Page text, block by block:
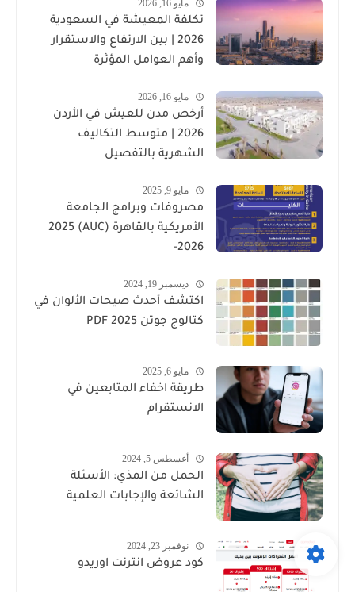
مايو 16, 2026
تكلفة المعيشة في السعودية
2026 | بين الارتفاع والاستقرار
وأهم العوامل المؤثرة
مايو 16, 2026
أرخص مدن للعيش في الأردن
2026 | متوسط التكاليف
الشهرية بالتفصيل
مايو 9, 2025
مصروفات وبرامج الجامعة
الأمريكية بالقاهرة (AUC) 2025
-2026
ديسمبر 19, 2024
اكتشف أحدث صيحات الألوان في
كتالوج جوتن PDF 2025
مايو 6, 2025
طريقة اخفاء المتابعين في
الانستقرام
أغسطس 5, 2024
الحمل من المذي: الأسئلة
الشائعة والإجابات العلمية
نوفمبر 23, 2024
كود عروض انترنت اوريدو